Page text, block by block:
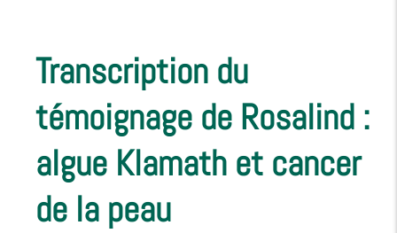
Transcription du
témoignage de Rosalind :
algue Klamath et cancer
de la peau